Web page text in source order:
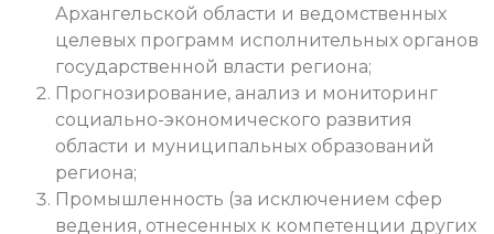
Архангельской области и ведомственных
целевых программ исполнительных органов
государственной власти региона;
Прогнозирование, анализ и мониторинг
социально-экономического развития
области и муниципальных образований
региона;
Промышленность (за исключением сфер
ведения, отнесенных к компетенции других